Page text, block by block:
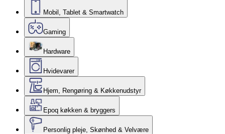
Mobil, Tablet & Smartwatch
Gaming
Hardware
Hvidevarer
Hjem, Rengøring & Køkkenudstyr
Epoq køkken & bryggers
Personlig pleje, Skønhed & Velvære